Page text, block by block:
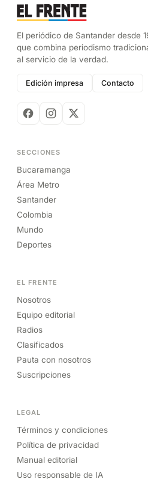
El periódico de Santander desde
que combina periodismo
al servicio de la verdad.
Edición impresa Contacto
SECCIONES
Bucaramanga
Área Metro
Santander
Colombia
Mundo
Deportes
EL FRENTE
Nosotros
Equipo editorial
Radios
Clasificados
Pauta con nosotros
Suscripciones
LEGAL
Términos y condiciones
Política de privacidad
Manual editorial
Uso responsable de IA